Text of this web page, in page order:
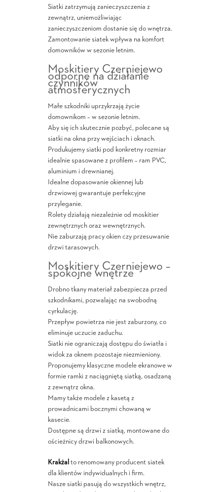
Siatki zatrzymują zanieczyszczenia z
zewnątrz, uniemożliwiając
zanieczyszczeniom dostanie się do wnętrza.
Zamontowanie siatek wpływa na komfort
domowników w sezonie letnim.
Moskitiery Czerniejewo
odporne na działanie
czynników
atmosferycznych
Małe szkodniki uprzykrzają życie
domownikom – w sezonie letnim.
Aby się ich skutecznie pozbyć, polecane są
siatki na okna przy wejściach i oknach.
Produkujemy siatki pod konkretny rozmiar
idealnie spasowane z profilem – ram PVC,
aluminium i drewnianej.
Idealne dopasowanie okiennej lub
drzwiowej gwarantuje perfekcyjne
przyleganie.
Rolety działają niezależnie od moskitier
zewnętrznych oraz wewnętrznych.
Nie zaburzają pracy okien czy przesuwanie
drzwi tarasowych.
Moskitiery Czerniejewo –
spokojne wnętrze
Drobno tkany materiał zabezpiecza przed
szkodnikami, pozwalając na swobodną
cyrkulację.
Przepływ powietrza nie jest zaburzony, co
eliminuje uczucie zaduchu.
Siatki nie ograniczają dostępu do światła i
widok za oknem pozostaje niezmieniony.
Proponujemy klasyczne modele ekranowe w
formie ramki z naciągniętą siatką, osadzaną
z zewnątrz okna.
Mamy także modele z kasetą z
prowadnicami bocznymi chowaną w
kasecie.
Dostępne są drzwi z siatką, montowane do
ościeżnicy drzwi balkonowych.
Krakżal to renomowany producent siatek
dla klientów indywidualnych i firm.
Nasze siatki pasują do wszystkich wnętrz,